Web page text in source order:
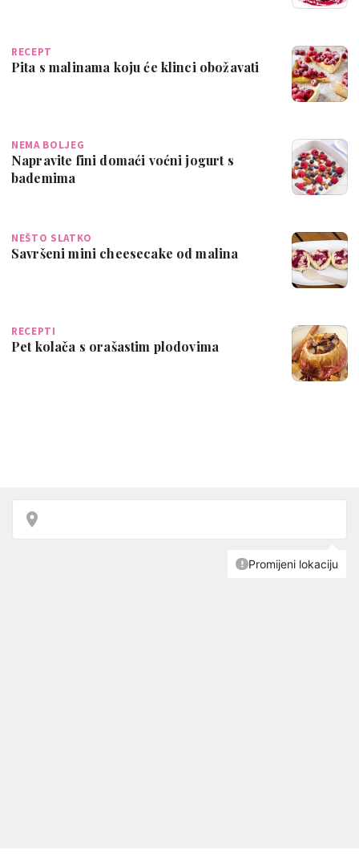
RECEPT
Pita s malinama koju će klinci obožavati
NEMA BOLJEG
Napravite fini domaći voćni jogurt s
bademima
NEŠTO SLATKO
Savršeni mini cheesecake od malina
RECEPTI
Pet kolača s orašastim plodovima